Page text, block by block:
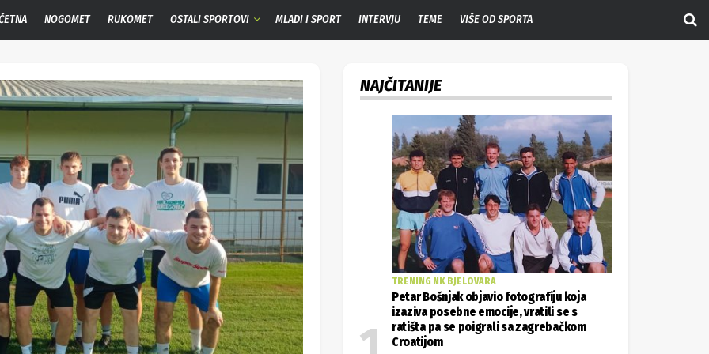
NOGOMET RUKOMET OSTALI SPORTOVI MLADI I SPORT INTERVJU TEME VIŠE OD SPORTA
NAJČITANIJE
TRENING NK BJELOVARA
Petar Bošnjak objavio fotografiju koja
izaziva posebne emocije, vratili se s
ratišta pa se poigrali sa zagrebačkom
Croatijom